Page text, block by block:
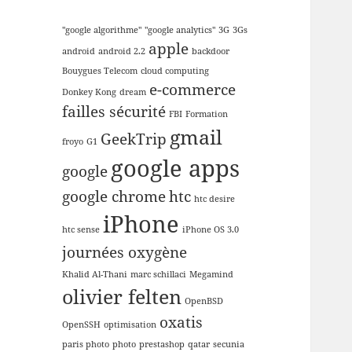
"google algorithme" "google analytics" 3G 3Gs
android android 2.2 apple backdoor
Bouygues Telecom cloud computing
Donkey Kong dream e-commerce
failles sécurité FBI Formation
froyo G1 GeekTrip gmail
googlegoogle apps
google chromehtc htc desire
htc sense iPhone iPhone OS 3.0
journées oxygène
Khalid Al-Thani marc schillaci Megamind
olivier felten OpenBSD
OpenSSH optimisation oxatis
paris photo photo prestashop qatar secunia